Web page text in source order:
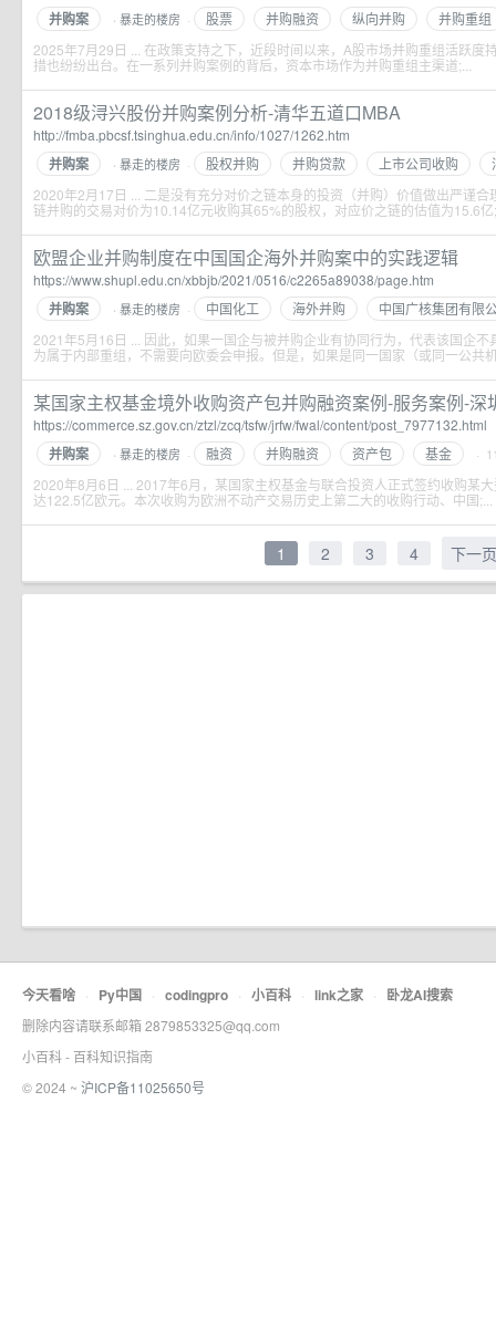
并购案 · 暴走的楼房 · 股票 并购融资 纵向并购
并购重组
2025年7月29日 ... 在政策支持之下，近段时间以来，A股市场并购重组活跃度
措也纷纷出台。在一系列并购案例的背后，资本市场作为并购重组主渠道;...
2018级浔兴股份并购案例分析-清华五道口MBA
http://fmba.pbcsf.tsinghua.edu.cn/info/1027/1262.htm
并购案 · 暴走的楼房 · 股权并购 并购贷款 上市公司收购
2020年2月17日 ... 二是没有充分对价之链本身的投资（并购）价值做出严谨
链并购的交易对价为10.14亿元收购其65%的股权，对应价之链的估值为15.6亿
欧盟企业并购制度在中国国企海外并购案中的实践逻辑
https://www.shupl.edu.cn/xbbjb/2021/0516/c2265a89038/page.htm
并购案 · 暴走的楼房 · 中国化工 海外并购
中国广核集团有限
2021年5月16日 ... 因此，如果一国企与被并购企业有协同行为，代表该国企
为属于内部重组，不需要向欧委会申报。但是，如果是同一国家（或同一公共
某国家主权基金境外收购资产包并购融资案例-服务案例-深
https://commerce.sz.gov.cn/ztzl/zcq/tsfw/jrfw/fwal/content/post_7977132.html
并购案 · 暴走的楼房 · 融资 并购融资 资产包 基金 ·
2020年8月6日 ... 2017年6月，某国家主权基金与联合投资人正式签约收购某
达122.5亿欧元。本次收购为欧洲不动产交易历史上第二大的收购行动、中国;...
1 2 3 4 下一页
今天看啥 · Py中国 · codingpro · 小百科 · link之家 · 卧龙AI搜索
删除内容请联系邮箱 2879853325@qq.com
小百科 - 百科知识指南
© 2024 ~ 沪ICP备11025650号